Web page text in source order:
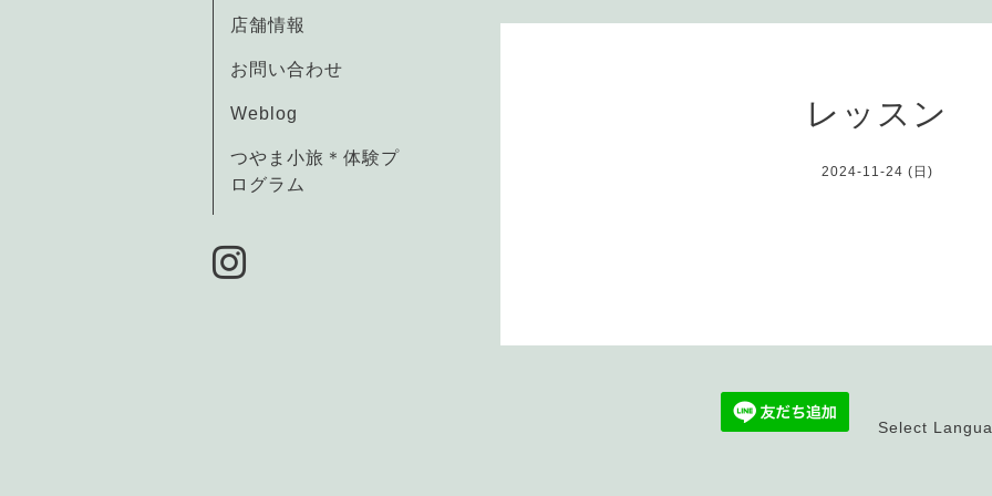
店舗情報
お問い合わせ
Weblog
つやま小旅＊体験プ
ログラム
レッスン
2024-11-24 (日)
Select